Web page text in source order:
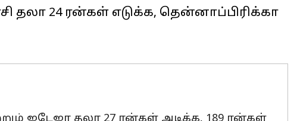
தலா 24 ரன்கள் எடுக்க, தென்னாப்பிரிக்கா